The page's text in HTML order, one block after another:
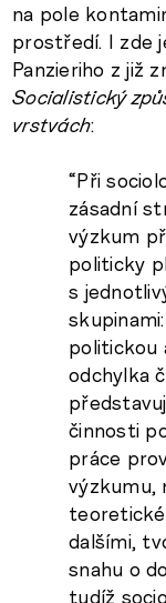
na pole
prostředí. I zde
Panzieriho z již
Socialistický
vrstvách:
“Při
zásadní
výzkum
politicky
s
politickou
odchylka
činnosti
práce
výzkumu,
teoretické
dalšími,
snahu o
tudíž